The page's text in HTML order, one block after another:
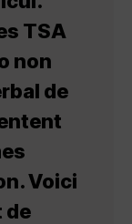
TSA
non
de
Voici
de